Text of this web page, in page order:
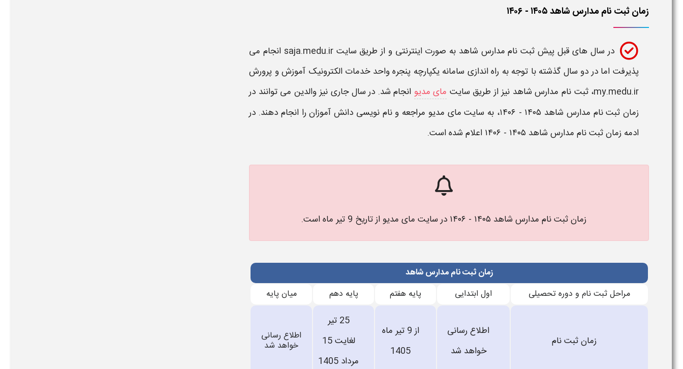
زمان ثبت نام مدارس شاهد ۱۴۰۵ - ۱۴۰۶
در سال های قبل پیش ثبت نام مدارس شاهد به صورت اینترنتی و از طریق سایتsaja.medu.ir انجام می
پذیرفت اما در دو سال گذشته با توجه به راه اندازی سامانه یکپارچه پنجره واحد خدمات الکترونیک آموزش و پرورش
my.medu.ir، ثبت نام
مدارس شاهد نیز از طریق سایت مای مدیو انجام شد. در سال جاری نیز والدین می توانند در
زمان ثبت نام مدارس شاهد ۱۴۰۵ - ۱۴۰۶
، به سایت مای مدیو مراجعه و نام نویسی دانش آموزان را انجام دهند. در
ادمه زمان ثبت نام مدارس شاهد ۱۴۰۵ - ۱۴۰۶ اعلام شده است.
زمان ثبت نام مدارس شاهد ۱۴۰۵ - ۱۴۰۶ در سایت مای مدیو از تاریخ 9 تیر ماه است.
زمان ثبت نام مدارس شاهد
مراحل ثبت نام و دوره تحصیلی
اول ابتدایی پایه هفتم پایه دهم میان پایه
زمان ثبت نام
اطلاع رسانی
خواهد شد
از 9 تیر ماه
1405
25 تیر
لغایت 15
مرداد 1405
اطلاع رسانی
خواهد شد